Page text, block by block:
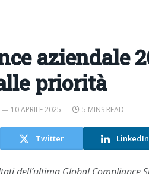
aziendale
priorità
10 APRILE 2025 5 MINS READ
Twitter LinkedIn